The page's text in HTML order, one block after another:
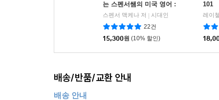
는 스펜서쌤의 미국 영어 :
대화의 격을 높이는 감각 영
스펜서 맥케나 저
시대인
22건
15,300원 (10% 할인)
101
배송/반품/교환 안내
배송 안내